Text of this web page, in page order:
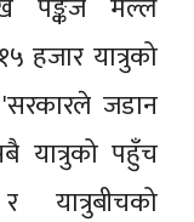
हजार यात्रुको
जडान
यात्रुको पहुँच